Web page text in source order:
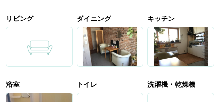
リビング ダイニング キッチン
浴室 トイレ 洗濯機・乾燥機